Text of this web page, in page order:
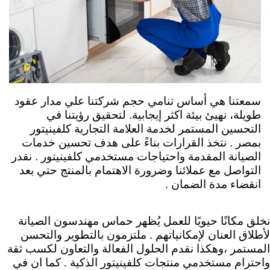
سمعتنا هي أساس تنامي حجم شركتنا علي مدار عقود
طويلة، نهيئ بيئة اكثر إيجابية. لتحقيق رؤيتنا في
التحسين المستمر لخدمة العلامة التجارية كلفينيتور
بمصر . نتخذ القرارات بناءً على هدف تحسين خدمات
الصيانة المقدمة واحتياجات مستخدمي كلفينيتور . نقدر
التواصل مع عملائنا وضرورة الاهتمام بالمنتج حتي بعد
انقضاء مدة الضمان .
نخلق مكانًا حيويًا للعمل يُظهر حماس مهندسون الصيانة
لأطلاق العنان لإمكانياتهم . ملتزمون بالتطوير والتحسن
المستمر ،وهكذا نقدم الحلول الفعالة والتعاون لكسب ثقة
واحترام مستخدمي منتجات كلفينيتور الذكية . كما ان في